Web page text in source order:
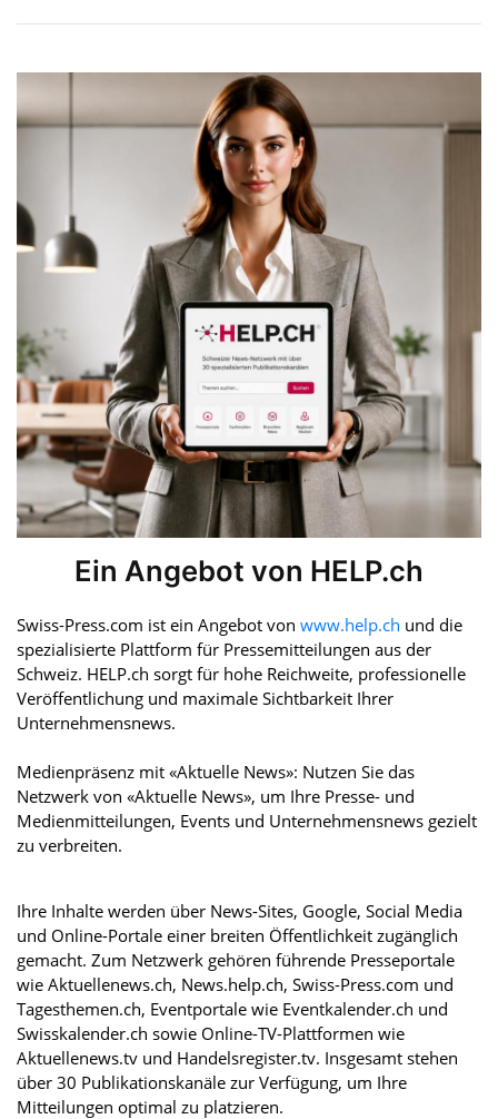
Ein Angebot von HELP.ch
Swiss-Press.com ist ein Angebot von www.help.ch und die
spezialisierte Plattform für Pressemitteilungen aus der
Schweiz. HELP.ch sorgt für hohe Reichweite, professionelle
Veröffentlichung und maximale Sichtbarkeit Ihrer
Unternehmensnews.
Medienpräsenz mit «Aktuelle News»: Nutzen Sie das
Netzwerk von «Aktuelle News», um Ihre Presse- und
Medienmitteilungen, Events und Unternehmensnews gezielt
zu verbreiten.
Ihre Inhalte werden über News-Sites, Google, Social Media
und Online-Portale einer breiten Öffentlichkeit zugänglich
gemacht. Zum Netzwerk gehören führende Presseportale
wie Aktuellenews.ch, News.help.ch, Swiss-Press.com und
Tagesthemen.ch, Eventportale wie Eventkalender.ch und
Swisskalender.ch sowie Online-TV-Plattformen wie
Aktuellenews.tv und Handelsregister.tv. Insgesamt stehen
über 30 Publikationskanäle zur Verfügung, um Ihre
Mitteilungen optimal zu platzieren.